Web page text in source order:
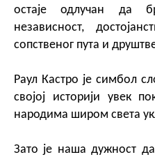
остаје одлучан да
независност,
сопственог пута и
Раул Кастро је симбол
својој историји увек
народима широм света
Зато је наша дужност